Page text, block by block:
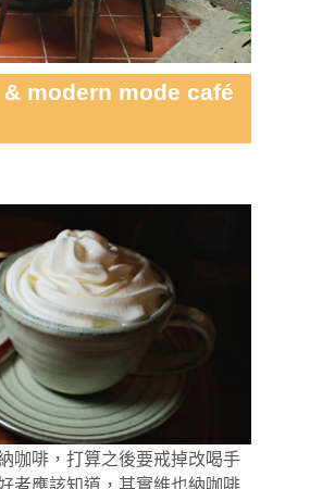
modern mode café
咖啡，打算之後要戒掉改喝手